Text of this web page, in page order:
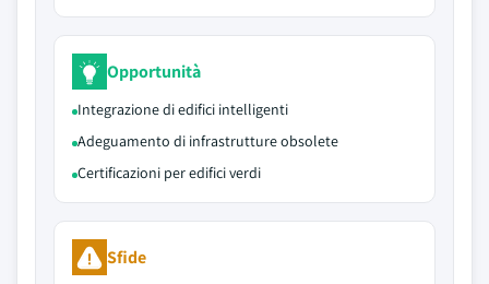
Opportunità
Integrazione di edifici intelligenti
Adeguamento di infrastrutture obsolete
Certificazioni per edifici verdi
Sfide